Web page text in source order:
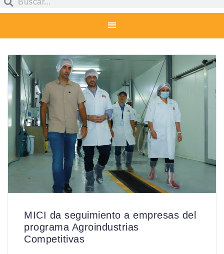
MICI da seguimiento a empresas del
programa Agroindustrias
Competitivas